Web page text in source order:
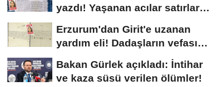
yazdı! Yaşanan acılar satırlara
Erzurum'dan Girit'e uzanan
yardım eli! Dadaşların vefası
Bakan Gürlek açıkladı: İntihar
ve kaza süsü verilen ölümler!